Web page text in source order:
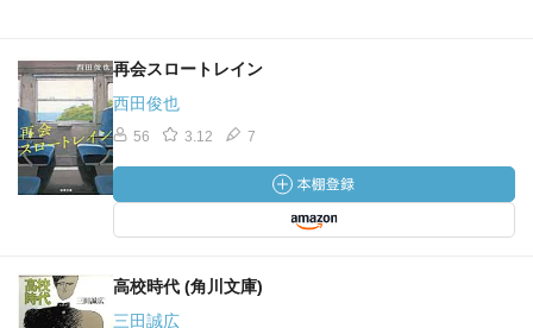
再会スロートレイン
西田俊也
56 3.12 7
高校時代 (角川文庫)
三田誠広